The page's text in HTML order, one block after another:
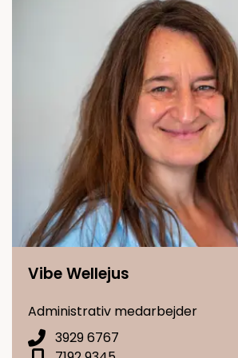
Vibe Wellejus
Administrativ medarbejder
3929 6767